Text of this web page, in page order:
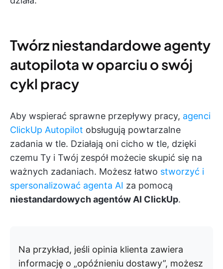
Twórz niestandardowe agenty
autopilota w oparciu o swój
cykl pracy
Aby wspierać sprawne przepływy pracy, agenci
ClickUp Autopilot obsługują powtarzalne
zadania w tle. Działają oni cicho w tle, dzięki
czemu Ty i Twój zespół możecie skupić się na
ważnych zadaniach. Możesz łatwo stworzyć i
spersonalizować agenta AI za pomocą
niestandardowych agentów AI ClickUp.
Na przykład, jeśli opinia klienta zawiera
informację o „opóźnieniu dostawy”, możesz